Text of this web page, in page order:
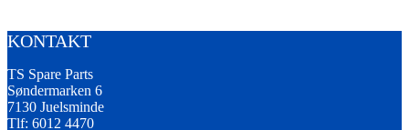
KONTAKT
TS Spare Parts
Søndermarken 6
7130 Juelsminde
Tlf: 6012 4470